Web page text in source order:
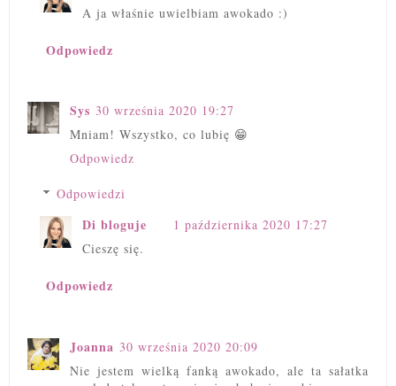
A ja właśnie uwielbiam awokado :)
Odpowiedz
Sys 30 września 2020 19:27
Mniam! Wszystko, co lubię 😁
Odpowiedz
Odpowiedzi
Di bloguje
1 października 2020 17:27
Cieszę się.
Odpowiedz
Joanna 30 września 2020 20:09
Nie jestem wielką fanką awokado, ale ta sałatka